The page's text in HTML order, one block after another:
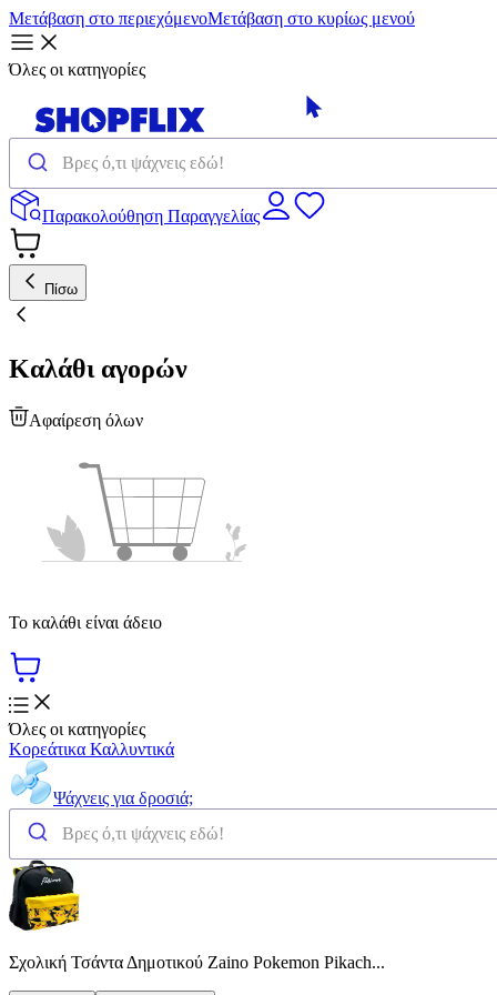
Μετάβαση στο περιεχόμενοΜετάβαση στο κυρίως μενού
Όλες οι κατηγορίες
Παρακολούθηση Παραγγελίας
Πίσω
Καλάθι αγορών
Αφαίρεση όλων
Το καλάθι είναι άδειο
Όλες οι κατηγορίες
Κορεάτικα Καλλυντικά
Ψάχνεις για δροσιά;
Σχολική Τσάντα Δημοτικού Zaino Pokemon Pikach...